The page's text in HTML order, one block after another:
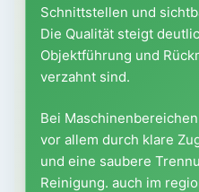
Schnittstellen und
Die Qualität steigt
Objektführung und
verzahnt sind.
Bei
vor allem durch klare
und eine saubere
Reinigung. auch im